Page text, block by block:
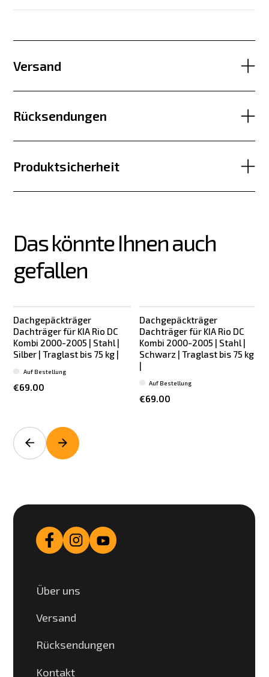
Versand
Rücksendungen
Produktsicherheit
Das könnte Ihnen auch
gefallen
Dachgepäckträger
Dachträger für KIA Rio DC
Kombi 2000-2005 | Stahl |
Silber | Traglast bis 75 kg |
€69.00
Auf Bestellung
Dachgepäckträger
Dachträger für KIA Rio DC
Kombi 2000-2005 | Stahl |
Schwarz | Traglast bis 75 kg
|
€69.00
Auf Bestellung
Über uns
Versand
Rücksendungen
Kontakt